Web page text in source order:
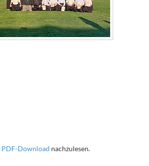
PDF-Download nachzulesen.